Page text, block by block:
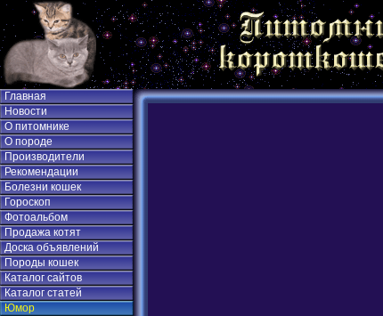
Главная
Новости
О питомнике
О породе
Производители
Рекомендации
Болезни кошек
Гороскоп
Фотоальбом
Продажа котят
Доска объявлений
Породы кошек
Каталог сайтов
Каталог статей
Юмор